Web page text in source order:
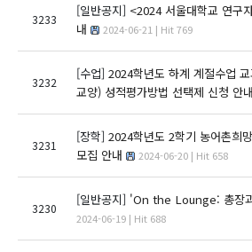
3233
[일반공지] <2024 서울대학교 연구
내
2024-06-21 | Hit 769
3232
[수업] 2024학년도 하계 계절수업
교양) 성적평가방법 선택제 신청 안내
3231
[장학] 2024학년도 2학기 농어촌희
모집 안내
2024-06-20 | Hit 658
3230
[일반공지] 'On the Lounge: 총장
2024-06-19 | Hit 688